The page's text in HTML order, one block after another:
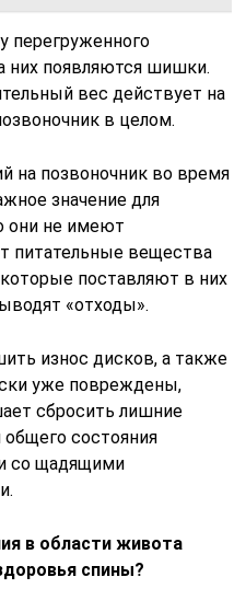
перегруженного
них появляются шишки.
вес действует на
в целом.
на позвоночник во время
значение для
они не имеют
питательные вещества
поставляют в них
«отходы».
износ дисков, а также
уже повреждены,
сбросить лишние
состояния
со щадящими
в области живота
спины?